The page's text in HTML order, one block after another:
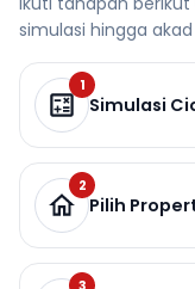
simulasi hingga
1
Simulasi
2
Pilih